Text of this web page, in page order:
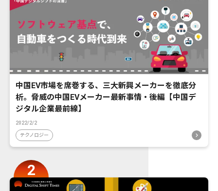
中国EV市場を席巻する、三大新興メーカーを徹底分
析。脅威の中国EVメーカー最新事情・後編【中国デ
ジタル企業最前線】
2022/2/2
テクノロジー